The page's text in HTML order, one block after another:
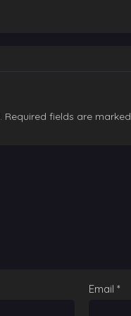
Required fields are marked
Email *